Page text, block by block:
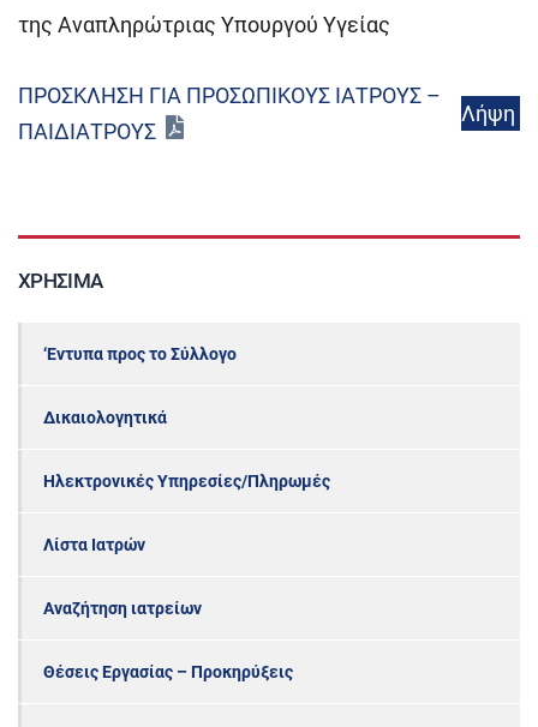
της Αναπληρώτριας Υπουργού Υγείας
ΠΡΟΣΚΛΗΣΗ ΓΙΑ ΠΡΟΣΩΠΙΚΟΥΣ ΙΑΤΡΟΥΣ –
ΠΑΙΔΙΑΤΡΟΥΣ
Λήψη
ΧΡΉΣΙΜΑ
‘Εντυπα προς το Σύλλογο
Δικαιολογητικά
Ηλεκτρονικές Υπηρεσίες/Πληρωμές
Λίστα Ιατρών
Αναζήτηση ιατρείων
Θέσεις Εργασίας – Προκηρύξεις